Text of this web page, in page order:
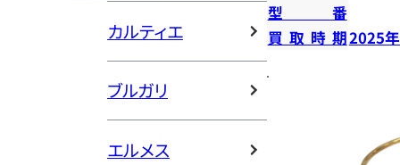
カルティエ
ブルガリ
エルメス
型番
買取時期2025